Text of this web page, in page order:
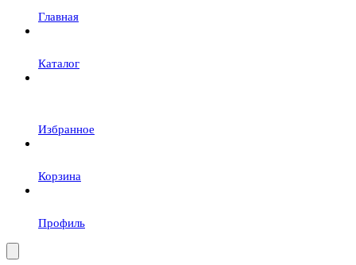
Главная
Каталог
Избранное
Корзина
Профиль